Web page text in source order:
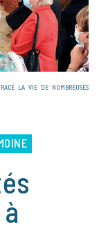
LA VIE DE NOMBREUSES